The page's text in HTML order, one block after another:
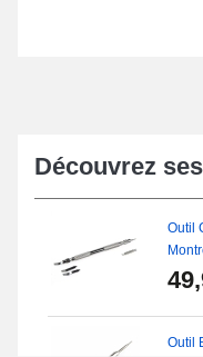
Découvrez
Outil
Outil